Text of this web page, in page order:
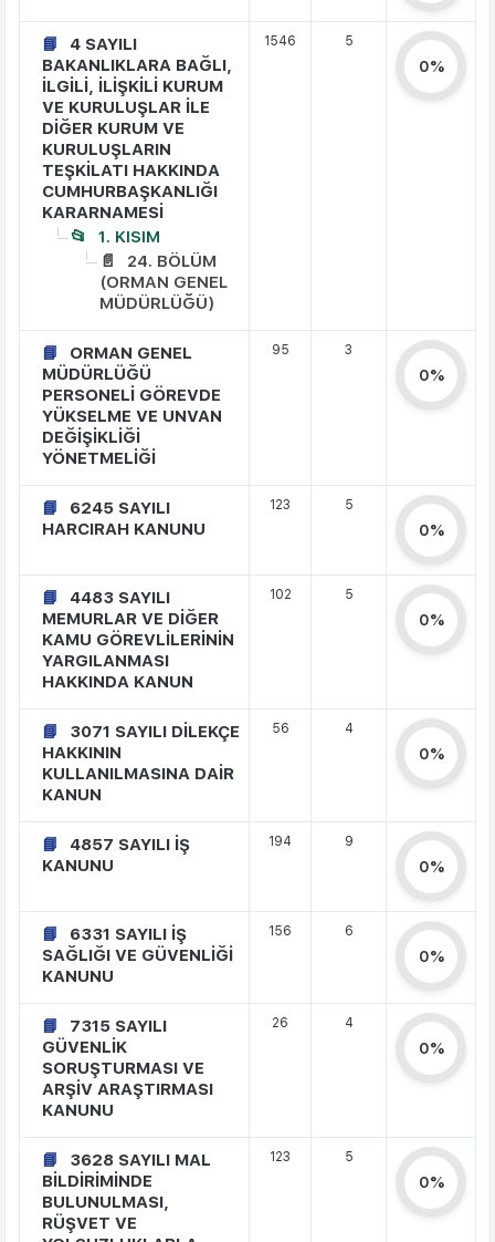
4 SAYILI
BAKANLIKLARA BAĞLI,
İLGİLİ, İLİŞKİLİ KURUM
VE KURULUŞLAR İLE
DİĞER KURUM VE
KURULUŞLARIN
TEŞKİLATI HAKKINDA
CUMHURBAŞKANLIĞI
KARARNAMESİ
1. KISIM
24. BÖLÜM
(ORMAN GENEL
MÜDÜRLÜĞÜ)
1546 5
0%
ORMAN GENEL
MÜDÜRLÜĞÜ
PERSONELİ GÖREVDE
YÜKSELME VE UNVAN
DEĞİŞİKLİĞİ
YÖNETMELİĞİ
95 3
0%
6245 SAYILI
HARCIRAH KANUNU
123 5
0%
4483 SAYILI
MEMURLAR VE DİĞER
KAMU GÖREVLİLERİNİN
YARGILANMASI
HAKKINDA KANUN
102 5
0%
3071 SAYILI DİLEKÇE
HAKKININ
KULLANILMASINA DAİR
KANUN
56 4
0%
4857 SAYILI İŞ
KANUNU
194 9
0%
6331 SAYILI İŞ
SAĞLIĞI VE GÜVENLİĞİ
KANUNU
156 6
0%
7315 SAYILI
GÜVENLİK
SORUŞTURMASI VE
ARŞİV ARAŞTIRMASI
KANUNU
26 4
0%
3628 SAYILI MAL
BİLDİRİMİNDE
BULUNULMASI,
RÜŞVET VE
123 5
0%